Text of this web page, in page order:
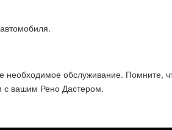
необходимое обслуживание. Помните,
с вашим Рено Дастером.